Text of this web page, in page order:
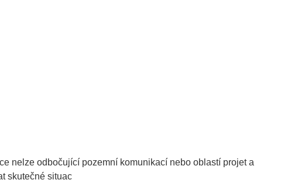
nelze odbočující pozemní komunikací nebo oblastí projet a
skutečné situac